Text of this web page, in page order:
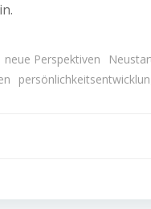
neue Perspektiven